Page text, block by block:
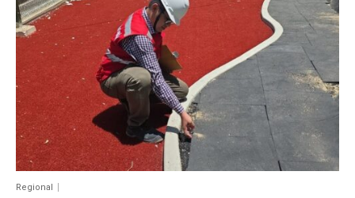
Regional